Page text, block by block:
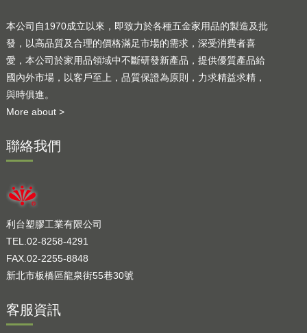
本公司自1970成立以來，即致力於各種五金家用品的製造及批
發，以高品質及合理的價格滿足市場的需求，深受消費者喜
愛，本公司於家用品領域中不斷研發新產品，提供優質產品給
國內外市場，以客戶至上，品質保證為原則，力求精益求精，
與時俱進。
More about >
聯絡我們
利台塑膠工業有限公司
TEL.02-8258-4291
FAX.02-2255-8848
新北市板橋區龍泉街55巷30號
客服資訊